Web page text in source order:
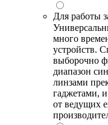
Для работы
много
устройств.
выборочно
диапазон
линзами
гаджетами,
от ведущих